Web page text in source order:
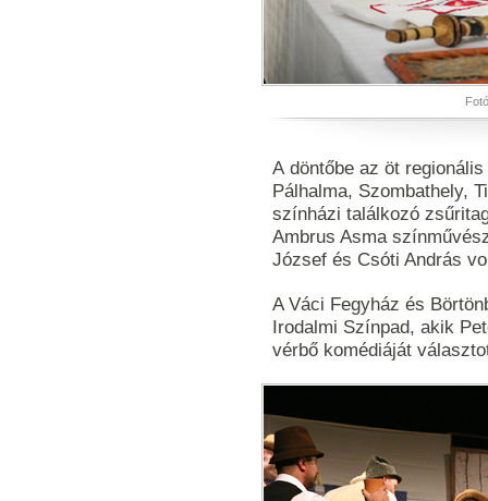
A döntőbe az öt
Pálhalma, Szombathely,
színházi találkozó
Ambrus Asma
József és Csóti András
A Váci Fegyház és
Irodalmi Színpad, akik
vérbő komédiáját